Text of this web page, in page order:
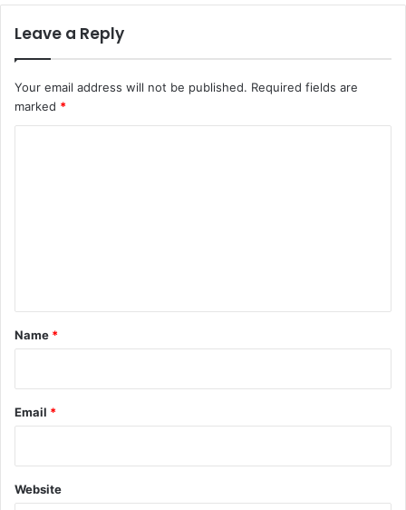
Leave a Reply
Your email address will not be published. Required fields are
marked *
*
Name *
Email *
Website